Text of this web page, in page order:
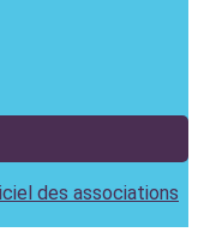
des associations